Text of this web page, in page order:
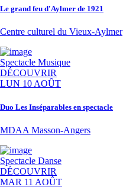
Le grand feu d'Aylmer de 1921
Centre culturel du Vieux-Aylmer
Spectacle Musique
DÉCOUVRIR
LUN 10 AOÛT
Duo Les Inséparables en spectacle
MDAA Masson-Angers
Spectacle Danse
DÉCOUVRIR
MAR 11 AOÛT